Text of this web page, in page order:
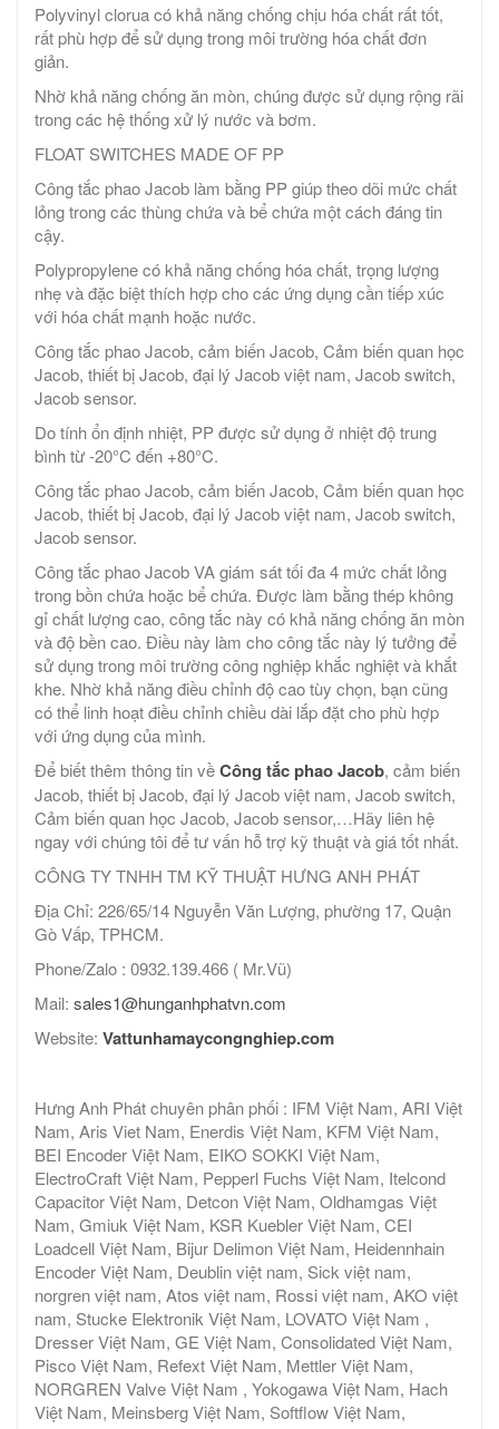
Polyvinyl clorua có khả năng chống chịu hóa chất rất tốt,
rất phù hợp để sử dụng trong môi trường hóa chất đơn
giản.
Nhờ khả năng chống ăn mòn, chúng được sử dụng rộng rãi
trong các hệ thống xử lý nước và bơm.
FLOAT SWITCHES MADE OF PP
Công tắc phao Jacob làm bằng PP giúp theo dõi mức chất
lỏng trong các thùng chứa và bể chứa một cách đáng tin
cậy.
Polypropylene có khả năng chống hóa chất, trọng lượng
nhẹ và đặc biệt thích hợp cho các ứng dụng cần tiếp xúc
với hóa chất mạnh hoặc nước.
Công tắc phao Jacob, cảm biến Jacob, Cảm biến quan học
Jacob, thiết bị Jacob, đại lý Jacob việt nam, Jacob switch,
Jacob sensor.
Do tính ổn định nhiệt, PP được sử dụng ở nhiệt độ trung
bình từ -20°C đến +80°C.
Công tắc phao Jacob, cảm biến Jacob, Cảm biến quan học
Jacob, thiết bị Jacob, đại lý Jacob việt nam, Jacob switch,
Jacob sensor.
Công tắc phao Jacob VA giám sát tối đa 4 mức chất lỏng
trong bồn chứa hoặc bể chứa. Được làm bằng thép không
gỉ chất lượng cao, công tắc này có khả năng chống ăn mòn
và độ bền cao. Điều này làm cho công tắc này lý tưởng để
sử dụng trong môi trường công nghiệp khắc nghiệt và khắt
khe. Nhờ khả năng điều chỉnh độ cao tùy chọn, bạn cũng
có thể linh hoạt điều chỉnh chiều dài lắp đặt cho phù hợp
với ứng dụng của mình.
Để biết thêm thông tin vềCông tắc phao Jacob, cảm biến
Jacob, thiết bị Jacob, đại lý Jacob việt nam, Jacob switch,
Cảm biến quan học Jacob, Jacob sensor,…Hãy liên hệ
ngay với chúng tôi để tư vấn hỗ trợ kỹ thuật và giá tốt nhất.
CÔNG TY TNHH TM KỸ THUẬT HƯNG ANH PHÁT
Địa Chỉ: 226/65/14 Nguyễn Văn Lượng, phường 17, Quận
Gò Vấp, TPHCM.
Phone/Zalo : 0932.139.466 ( Mr.Vũ)
Mail: sales1@hunganhphatvn.com
Website: Vattunhamaycongnghiep.com
Hưng Anh Phát chuyên phân phối : IFM Việt Nam, ARI Việt
Nam, Aris Viet Nam, Enerdis Việt Nam, KFM Việt Nam,
BEI Encoder Việt Nam, EIKO SOKKI Việt Nam,
ElectroCraft Việt Nam, Pepperl Fuchs Việt Nam, Itelcond
Capacitor Việt Nam, Detcon Việt Nam, Oldhamgas Việt
Nam, Gmiuk Việt Nam, KSR Kuebler Việt Nam, CEI
Loadcell Việt Nam, Bijur Delimon Việt Nam, Heidennhain
Encoder Việt Nam, Deublin việt nam, Sick việt nam,
norgren việt nam, Atos việt nam, Rossi việt nam, AKO việt
nam, Stucke Elektronik Việt Nam, LOVATO Việt Nam ,
Dresser Việt Nam, GE Việt Nam, Consolidated Việt Nam,
Pisco Việt Nam, Refext Việt Nam, Mettler Việt Nam,
NORGREN Valve Việt Nam , Yokogawa Việt Nam, Hach
Việt Nam, Meinsberg Việt Nam, Softflow Việt Nam,